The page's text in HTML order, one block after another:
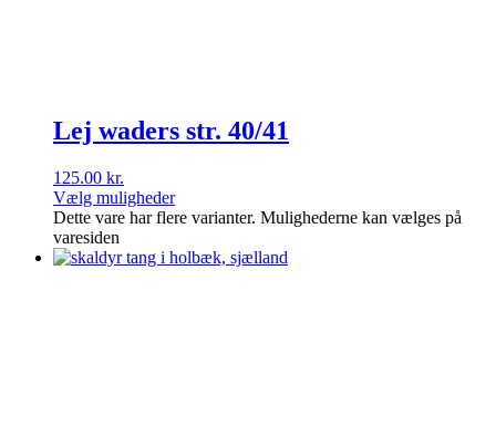
Lej waders str. 40/41
125.00 kr.
Vælg muligheder
Dette vare har flere varianter. Mulighederne kan vælges på
varesiden